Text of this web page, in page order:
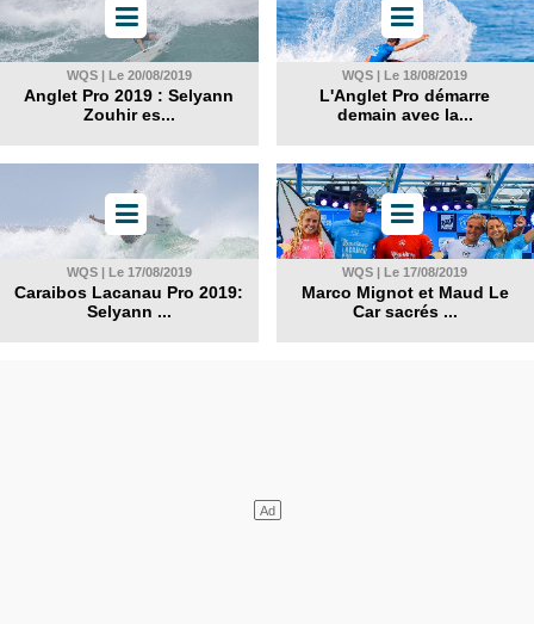
WQS | Le 20/08/2019
Anglet Pro 2019 : Selyann
Zouhir es...
WQS | Le 18/08/2019
L'Anglet Pro démarre
demain avec la...
WQS | Le 17/08/2019
Caraibos Lacanau Pro 2019:
Selyann ...
WQS | Le 17/08/2019
Marco Mignot et Maud Le
Car sacrés ...